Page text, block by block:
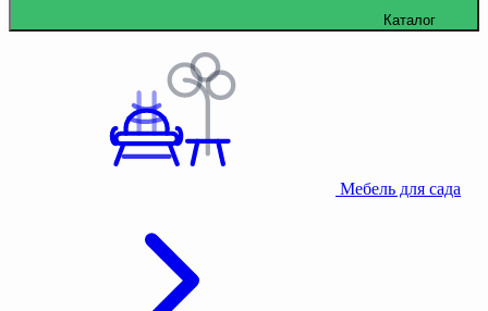
Каталог
Мебель для сада